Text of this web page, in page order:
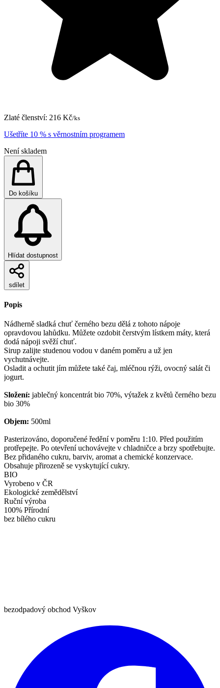
Zlaté členství: 216 Kč/ks
Ušetříte 10 % s věrnostním programem
Není skladem
Do košíku
Hlídat dostupnost
sdílet
Popis
Nádherně sladká chuť černého bezu dělá z tohoto nápoje
opravdovou lahůdku. Můžete ozdobit čerstvým lístkem máty, která
dodá nápoji svěží chuť.
Sirup zalijte studenou vodou v daném poměru a už jen
vychutnávejte.
Osladit a ochutit jím můžete také čaj, mléčnou rýži, ovocný salát či
jogurt.
Složení: jablečný koncentrát bio 70%, výtažek z květů černého bezu
bio 30%
Objem: 500ml
Pasterizováno, doporučené ředění v poměru 1:10. Před použitím
protřepejte. Po otevření uchovávejte v chladničce a brzy spotřebujte.
Bez přidaného cukru, barviv, aromat a chemické konzervace.
Obsahuje přirozeně se vyskytující cukry.
BIO
Vyrobeno v ČR
Ekologické zemědělství
Ruční výroba
100% Přírodní
bez bílého cukru
bezodpadový obchod Vyškov